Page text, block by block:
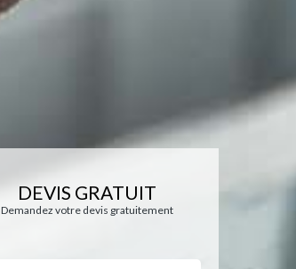
DEVIS GRATUIT
Demandez votre devis gratuitement